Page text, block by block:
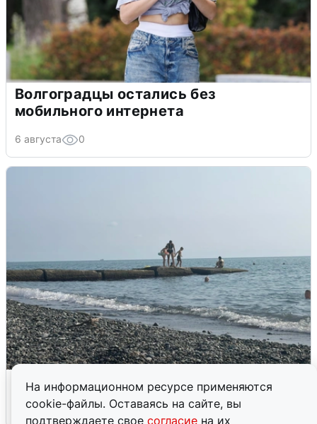
На информационном ресурсе применяются
cookie-файлы. Оставаясь на сайте, вы
подтверждаете свое согласие на их
Волгоградцы остались без
мобильного интернета
6 августа 0
Сирены в Сочи: новая угроза БПЛА
6 августа 0